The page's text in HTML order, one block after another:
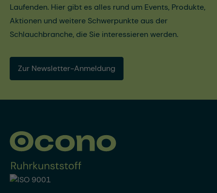
Laufenden. Hier gibt es alles rund um Events, Produkte,
Aktionen und weitere Schwerpunkte aus der
Schlauchbranche, die Sie interessieren werden.
Zur Newsletter-Anmeldung